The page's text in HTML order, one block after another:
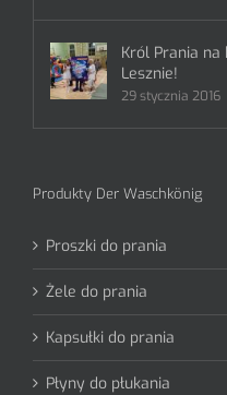
Król Prania
Lesznie!
29 stycznia 2016
Produkty Der Waschkönig
Proszki do prania
Żele do prania
Kapsułki do prania
Płyny do płukania